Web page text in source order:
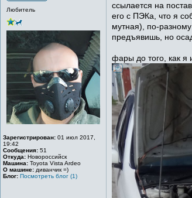
Любитель
Зарегистрирован: 01 июл 2017,
19:42
Сообщения: 51
Откуда: Новороссийск
Машина: Toyota Vista Ardeo
О машине: диванчик =)
Блог: Посмотреть блог (1)
ссылается на
его с ПЭКа, что я
мутная), по-
предъявишь, но
фары до того, как я